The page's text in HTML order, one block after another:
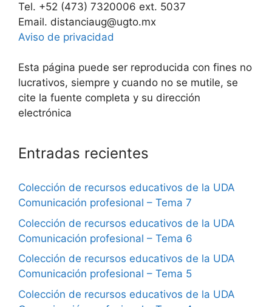
Tel. +52 (473) 7320006 ext. 5037
Email. distanciaug@ugto.mx
Aviso de privacidad
Esta página puede ser reproducida con fines no
lucrativos, siempre y cuando no se mutile, se
cite la fuente completa y su dirección
electrónica
Entradas recientes
Colección de recursos educativos de la UDA
Comunicación profesional – Tema 7
Colección de recursos educativos de la UDA
Comunicación profesional – Tema 6
Colección de recursos educativos de la UDA
Comunicación profesional – Tema 5
Colección de recursos educativos de la UDA